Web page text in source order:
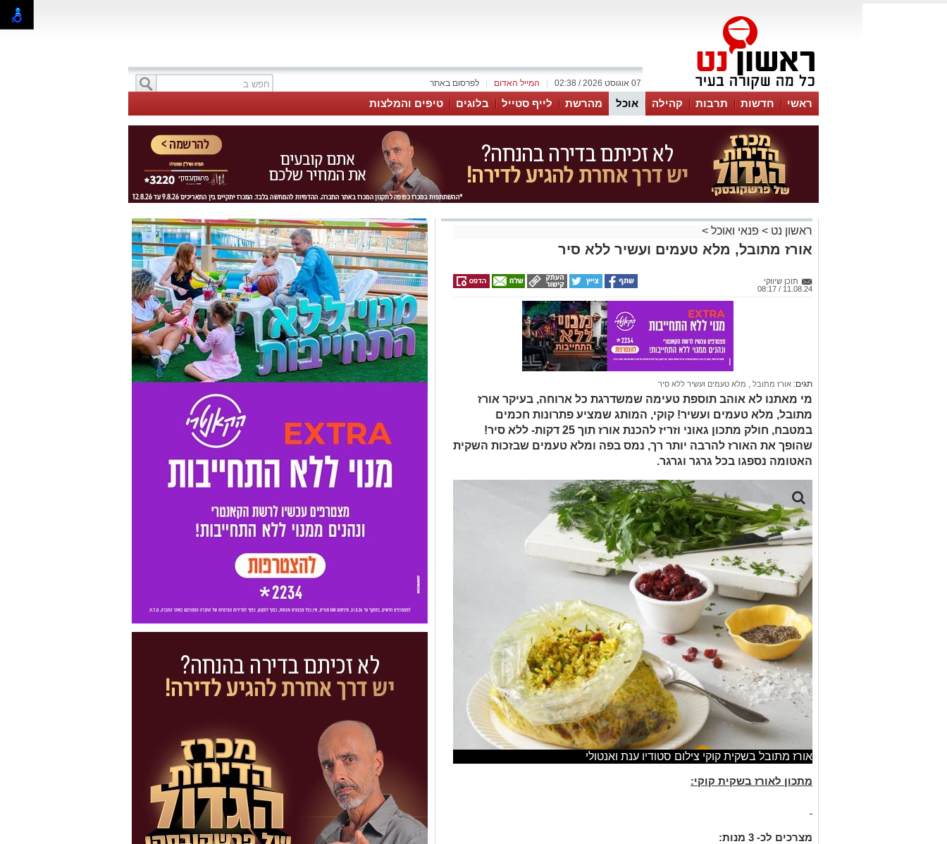
לפרסום באתר המייל האדום 07 אוגוסט 2026 / 02:38
ראשי חדשות תרבות קהילה אוכל מהרשת לייף סטייל בלוגים טיפים והמלצות
ראשון נט > פנאי ואוכל >
אורז מתובל, מלא טעמים ועשיר ללא סיר
תוכן שיווקי
11.08.24 / 08:17
תגים: אורז מתובל מלא טעמים ועשיר ללא סיר
מי מאתנו לא אוהב תוספת טעימה שמשדרגת כל ארוחה, בעיקר אורז
מתובל, מלא טעמים ועשיר! קוקי, המותג שמציע פתרונות חכמים
במטבח, חולק מתכון גאוני וזריז להכנת אורז תוך 25 דקות- ללא סיר!
שהופך את האורז להרבה יותר רך, נמס בפה ומלא טעמים שבזכות השקית
האטומה נספגו בכל גרגר וגרגר.
אורז מתובל בשקית קוקי צילום סטודיו ענת ואנטולי
מתכון לאורז בשקית קוקי:
מצרכים לכ- 3 מנות: